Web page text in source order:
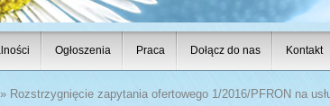
Ogłoszenia Praca Dołącz do nas Kontakt
Rozstrzygnięcie zapytania ofertowego 1/2016/PFRON na